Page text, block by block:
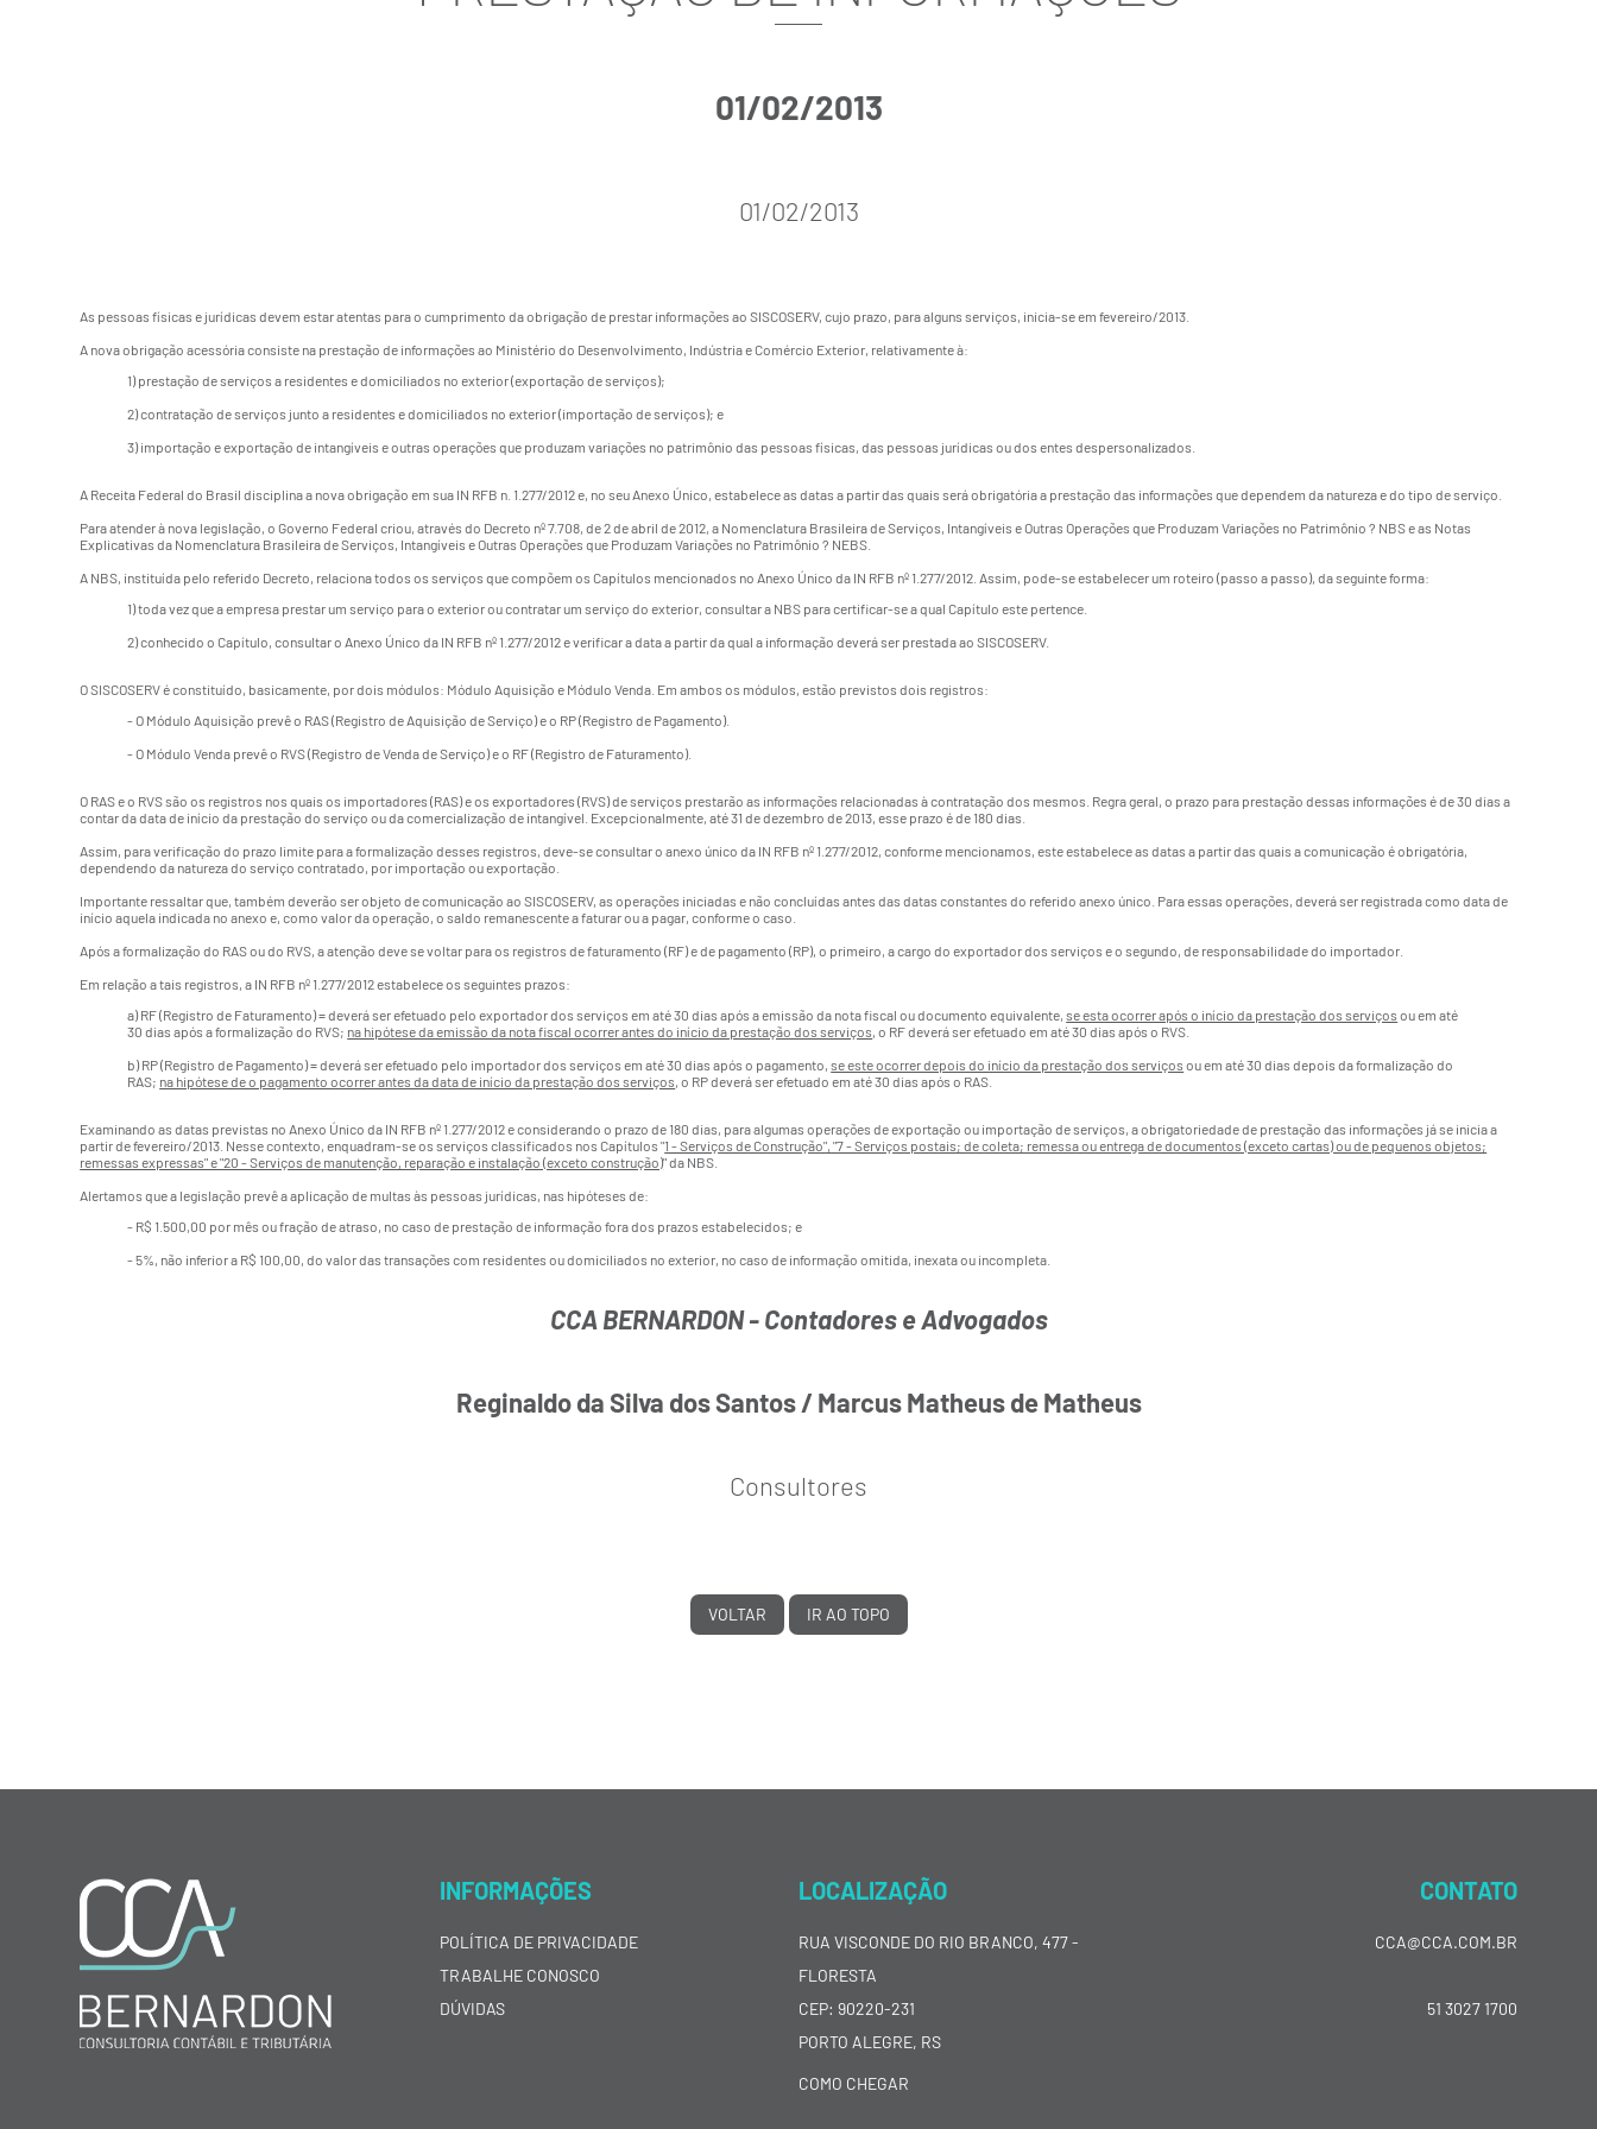
01/02/2013
01/02/2013
As pessoas físicas e jurídicas devem estar atentas para o cumprimento da obrigação de prestar informações ao SISCOSERV, cujo prazo, para alguns serviços, inicia-se em fevereiro/2013.
A nova obrigação acessória consiste na prestação de informações ao Ministério do Desenvolvimento, Indústria e Comércio Exterior, relativamente à:
1) prestação de serviços a residentes e domiciliados no exterior (exportação de serviços);
2) contratação de serviços junto a residentes e domiciliados no exterior (importação de serviços); e
3) importação e exportação de intangíveis e outras operações que produzam variações no patrimônio das pessoas físicas, das pessoas jurídicas ou dos entes despersonalizados.
A Receita Federal do Brasil disciplina a nova obrigação em sua IN RFB n. 1.277/2012e, no seu Anexo Único, estabelece as datas a partir das quais será obrigatória a prestação das informações que dependem da natureza e do tipo de serviço.
Para atender à nova legislação, o Governo Federal criou, através do Decreto nº 7.708, de 2 de abril de 2012, a Nomenclatura Brasileira de Serviços, Intangíveis e Outras Operações que Produzam Variações no Patrimônio ? NBS e as Notas
Explicativas da Nomenclatura Brasileira de Serviços, Intangíveis e Outras Operações que Produzam Variações no Patrimônio ? NEBS.
A NBS, instituída pelo referido Decreto, relaciona todos os serviços que compõem os Capítulos mencionados no Anexo Único da IN RFB nº 1.277/2012. Assim, pode-se estabelecer um roteiro (passo a passo), da seguinte forma:
1) toda vez que a empresa prestar um serviço para o exterior ou contratar um serviço do exterior, consultar a NBS para certificar-se a qual Capítulo este pertence.
2) conhecido o Capítulo, consultar o Anexo Único da IN RFB nº 1.277/2012 e verificar a data a partir da qual a informação deverá ser prestada ao SISCOSERV.
O SISCOSERV é constituído, basicamente, por dois módulos: Módulo Aquisição e Módulo Venda. Em ambos os módulos, estão previstos dois registros:
- O Módulo Aquisição prevê o RAS (Registro de Aquisição de Serviço) e o RP (Registro de Pagamento).
- O Módulo Venda prevê o RVS (Registro de Venda de Serviço) e o RF (Registro de Faturamento).
O RAS e o RVS são os registros nos quais os importadores (RAS) e os exportadores (RVS) de serviços prestarão as informações relacionadas à contratação dos mesmos. Regra geral, o prazo para prestação dessas informações é de 30 dias a
contar da data de início da prestação do serviço ou da comercialização de intangível. Excepcionalmente, até 31 de dezembro de 2013, esse prazo é de 180 dias.
Assim, para verificação do prazo limite para a formalização desses registros, deve-se consultar o anexo único da IN RFB nº 1.277/2012, conforme mencionamos, este estabelece as datas a partir das quais a comunicação é obrigatória,
dependendo da natureza do serviço contratado, por importação ou exportação.
Importante ressaltar que, também deverão ser objeto de comunicação ao SISCOSERV, as operações iniciadas e não concluídas antes das datas constantes do referido anexo único. Para essas operações, deverá ser registrada como data de
início aquela indicada no anexo e, como valor da operação, o saldo remanescente a faturar ou a pagar, conforme o caso.
Após a formalização do RAS ou do RVS, a atenção deve se voltar para os registros de faturamento (RF) e de pagamento (RP), o primeiro, a cargo do exportador dos serviços e o segundo, de responsabilidade do importador.
Em relação a tais registros, a IN RFB nº 1.277/2012 estabelece os seguintes prazos:
a) RF (Registro de Faturamento) = deverá ser efetuado pelo exportador dos serviços em até 30 dias após a emissão da nota fiscal ou documento equivalente,se esta ocorrer após o início da prestação dos serviços ou em até
30 dias após a formalização do RVS; na hipótese da emissão da nota fiscal ocorrer antes do início da prestação dos serviços, o RF deverá ser efetuado em até 30 dias após o RVS.
b) RP (Registro de Pagamento) = deverá ser efetuado pelo importador dos serviços em até 30 dias após o pagamento,se este ocorrer depois do início da prestação dos serviços ou em até 30 dias depois da formalização do
RAS; na hipótese de o pagamento ocorrer antes da data de início da prestação dos serviços, o RP deverá ser efetuado em até 30 dias após o RAS.
Examinando as datas previstas no Anexo Único da IN RFB nº 1.277/2012 e considerando o prazo de 180 dias, para algumas operações de exportação ou importação de serviços, a obrigatoriedade de prestação das informações já se inicia a
partir de fevereiro/2013. Nesse contexto, enquadram-se os serviços classificados nos Capítulos "1 - Serviços de Construção", "7 - Serviços postais; de coleta; remessa ou entrega de documentos (exceto cartas) ou de pequenos objetos;
remessas expressas" e "20 - Serviços de manutenção, reparação e instalação (exceto construção)" da NBS.
Alertamos que a legislação prevê a aplicação de multas às pessoas jurídicas, nas hipóteses de:
- R$ 1.500,00 por mês ou fração de atraso, no caso de prestação de informação fora dos prazos estabelecidos; e
- 5%, não inferior a R$ 100,00, do valor das transações com residentes ou domiciliados no exterior, no caso de informação omitida, inexata ou incompleta.
CCA BERNARDON - Contadores e Advogados
Reginaldo da Silva dos Santos / Marcus Matheus de Matheus
Consultores
VOLTAR IR AO TOPO
INFORMAÇÕES
POLÍTICA DE PRIVACIDADE
TRABALHE CONOSCO
DÚVIDAS
LOCALIZAÇÃO
RUA VISCONDE DO RIO BRANCO, 477 -
FLORESTA
CEP: 90220-231
PORTO ALEGRE, RS
COMO CHEGAR
CONTATO
CCA@CCA.COM.BR
51 3027 1700